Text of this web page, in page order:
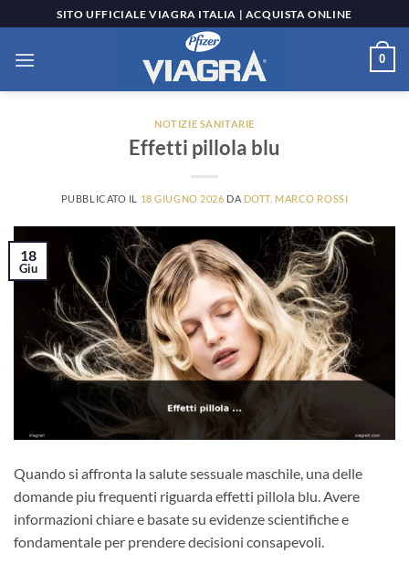
ai
contenuti
SITO UFFICIALE VIAGRA ITALIA | ACQUISTA ONLINE
0
NOTIZIE SANITARIE
Effetti pillola blu
PUBBLICATO IL 18 GIUGNO 2026 DA DOTT. MARCO ROSSI
18
Giu
Quando si affronta la salute sessuale maschile, una delle
domande piu frequenti riguarda effetti pillola blu. Avere
informazioni chiare e basate su evidenze scientifiche e
fondamentale per prendere decisioni consapevoli.